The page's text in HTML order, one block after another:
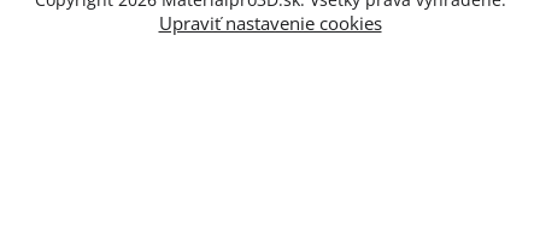
Upraviť nastavenie cookies